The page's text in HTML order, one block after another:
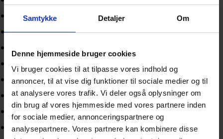
Samtykke Detaljer Om
Denne hjemmeside bruger cookies
Vi bruger cookies til at tilpasse vores indhold og
annoncer, til at vise dig funktioner til sociale medier og til
at analysere vores trafik. Vi deler også oplysninger om
din brug af vores hjemmeside med vores partnere inden
for sociale medier, annonceringspartnere og
analysepartnere. Vores partnere kan kombinere disse
november 2024
oktober 2024
juli 2024
maj 2024
april 2024
marts 2024